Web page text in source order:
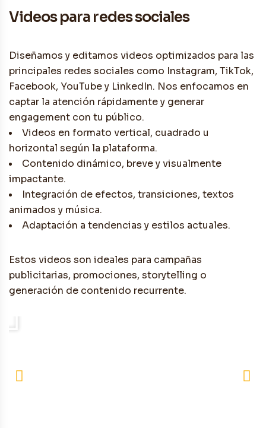
Videos para redes sociales
Diseñamos y editamos videos optimizados para las
principales redes sociales como Instagram, TikTok,
Facebook, YouTube y LinkedIn. Nos enfocamos en
captar la atención rápidamente y generar
engagement con tu público.
Videos en formato vertical, cuadrado u
horizontal según la plataforma.
Contenido dinámico, breve y visualmente
impactante.
Integración de efectos, transiciones, textos
animados y música.
Adaptación a tendencias y estilos actuales.
Estos videos son ideales para campañas
publicitarias, promociones, storytelling o
generación de contenido recurrente.